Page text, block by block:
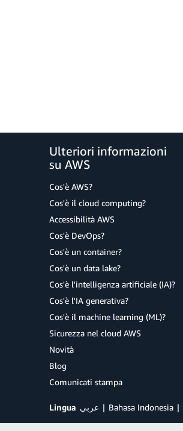
Ulteriori informazioni
su AWS
Cos'è AWS?
Cos'è il cloud computing?
Accessibilità AWS
Cos'è DevOps?
Cos'è un container?
Cos'è un data lake?
Cos'è l'intelligenza artificiale (IA)?
Cos'è l'IA generativa?
Cos'è il machine learning (ML)?
Sicurezza nel cloud AWS
Novità
Blog
Comunicati stampa
Lingua عربي Bahasa Indonesia